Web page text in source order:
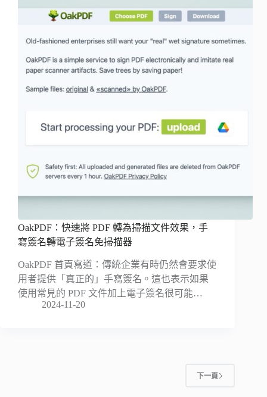
OakPDF：快速將 PDF 轉為掃描文件效果，手
寫簽名轉電子簽名免掃描器
OakPDF 首頁寫道：傳統企業有時仍然會要求使
用者提供「真正的」手寫簽名。這也表示如果
使用常見的 PDF 文件加上電子簽名很可能…
2024-11-20
下一頁